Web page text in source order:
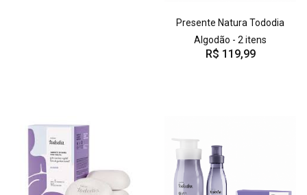
Presente Natura Tododia
Algodão - 2 itens
R$ 119,99